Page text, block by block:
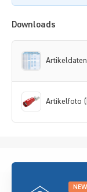
Downloads
Artikelfoto